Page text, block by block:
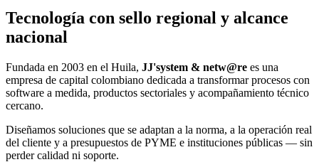
Tecnología con sello regional y alcance
nacional
Fundada en 2003 en el Huila, JJ'system & netw@re es una
empresa de capital colombiano dedicada a transformar procesos con
software a medida, productos sectoriales y acompañamiento técnico
cercano.
Diseñamos soluciones que se adaptan a la norma, a la operación real
del cliente y a presupuestos de PYME e instituciones públicas — sin
perder calidad ni soporte.